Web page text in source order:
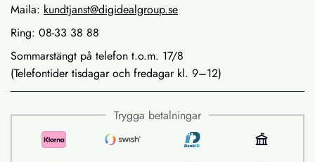
Maila: kundtjanst@digidealgroup.se
Ring: 08-33 38 88
Sommarstängt på telefon t.o.m. 17/8
(Telefontider tisdagar och fredagar kl. 9–12)
Trygga betalningar